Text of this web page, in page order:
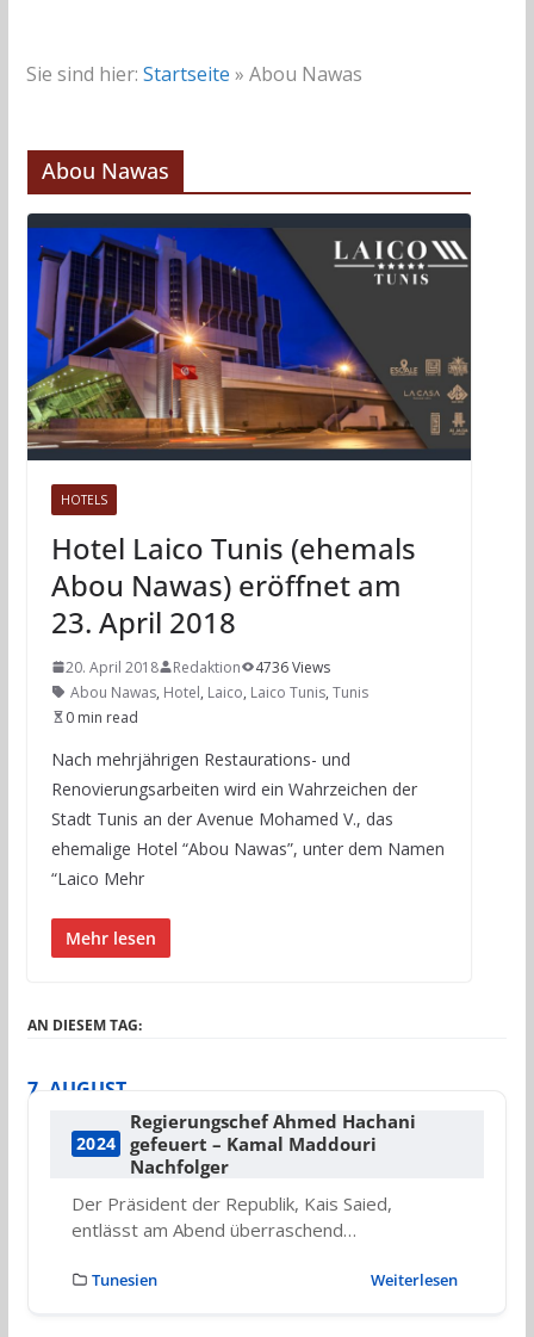
Sie sind hier: Startseite » Abou Nawas
Abou Nawas
HOTELS
Hotel Laico Tunis (ehemals
Abou Nawas) eröffnet am
23. April 2018
20. April 2018 Redaktion
4736 Views
Abou Nawas, Hotel, Laico, Laico Tunis, Tunis
0 min read
Nach mehrjährigen Restaurations- und
Renovierungsarbeiten wird ein Wahrzeichen der
Stadt Tunis an der Avenue Mohamed V., das
ehemalige Hotel “Abou Nawas”, unter dem Namen
“Laico Mehr
Mehr lesen
AN DIESEM TAG:
7. AUGUST
2024
Regierungschef Ahmed Hachani
gefeuert – Kamal Maddouri
Nachfolger
Der Präsident der Republik, Kais Saied,
entlässt am Abend überraschend…
Tunesien Weiterlesen